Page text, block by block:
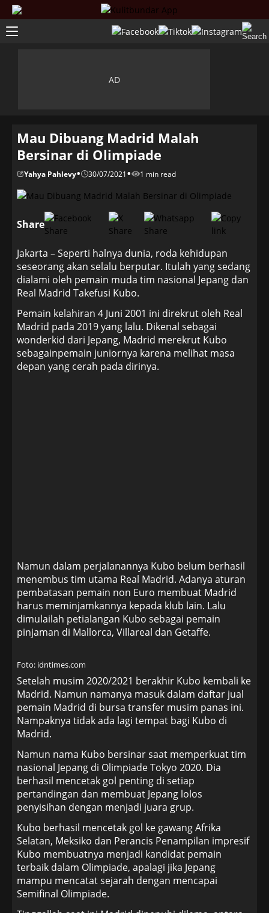
Mau Dibuang Madrid Malah
Bersinar di Olimpiade
Yahya Pahlevy• 30/07/2021• 1 min read
Share
Jakarta – Seperti halnya dunia, roda kehidupan
seseorang akan selalu berputar. Itulah yang sedang
dialami oleh pemain muda tim nasional Jepang dan
Real Madrid Takefusi Kubo.
Pemain kelahiran 4 Juni 2001 ini direkrut oleh Real
Madrid pada 2019 yang lalu. Dikenal sebagai
wonderkid dari Jepang, Madrid merekrut Kubo
sebagainpemain juniornya karena melihat masa
depan yang cerah pada dirinya.
Namun dalam perjalanannya Kubo belum berhasil
menembus tim utama Real Madrid. Adanya aturan
pembatasan pemain non Euro membuat Madrid
harus meminjamkannya kepada klub lain. Lalu
dimulailah petialangan Kubo sebagai pemain
pinjaman di Mallorca, Villareal dan Getaffe.
Foto: idntimes.com
Setelah musim 2020/2021 berakhir Kubo kembali ke
Madrid. Namun namanya masuk dalam daftar jual
pemain Madrid di bursa transfer musim panas ini.
Nampaknya tidak ada lagi tempat bagi Kubo di
Madrid.
Namun nama Kubo bersinar saat memperkuat tim
nasional Jepang di Olimpiade Tokyo 2020. Dia
berhasil mencetak gol penting di setiap
pertandingan dan membuat Jepang lolos
penyisihan dengan menjadi juara grup.
Kubo berhasil mencetak gol ke gawang Afrika
Selatan, Meksiko dan Perancis Penampilan impresif
Kubo membuatnya menjadi kandidat pemain
terbaik dalam Olimpiade, apalagi jika Jepang
mampu mencatat sejarah dengan mencapai
Semifinal Olimpiade.